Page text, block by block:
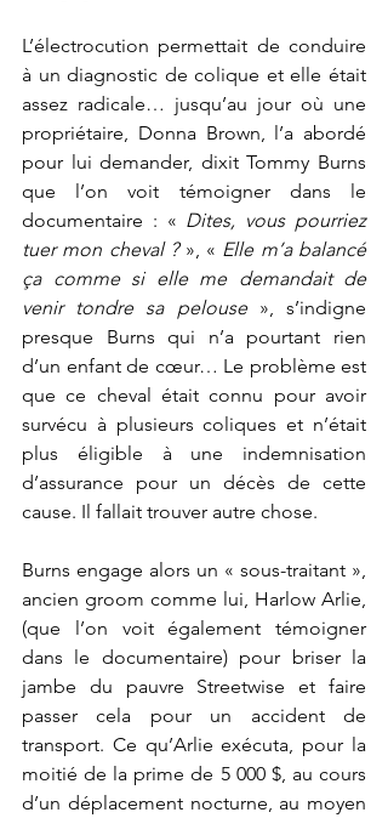
L’électrocution permettait de conduire
à un diagnostic de colique et elle était
assez radicale… jusqu’au jour où une
propriétaire, Donna Brown, l’a abordé
pour lui demander, dixit Tommy Burns
que l’on voit témoigner dans le
documentaire : « Dites, vous pourriez
tuer mon cheval ? », « Elle m’a balancé
ça comme si elle me demandait de
venir tondre sa pelouse », s’indigne
presque Burns qui n’a pourtant rien
d’un enfant de cœur… Le problème est
que ce cheval était connu pour avoir
survécu à plusieurs coliques et n’était
plus éligible à une indemnisation
d’assurance pour un décès de cette
cause. Il fallait trouver autre chose.
Burns engage alors un « sous-traitant »,
ancien groom comme lui, Harlow Arlie,
(que l’on voit également témoigner
dans le documentaire) pour briser la
jambe du pauvre Streetwise et faire
passer cela pour un accident de
transport. Ce qu’Arlie exécuta, pour la
moitié de la prime de 5 000 $, au cours
d’un déplacement nocturne, au moyen